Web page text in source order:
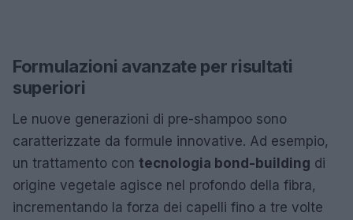
Formulazioni avanzate per risultati
superiori
Le nuove generazioni di pre-shampoo sono
caratterizzate da formule innovative. Ad esempio,
un trattamento con tecnologia bond-building di
origine vegetale agisce nel profondo della fibra,
incrementando la forza dei capelli fino a tre volte